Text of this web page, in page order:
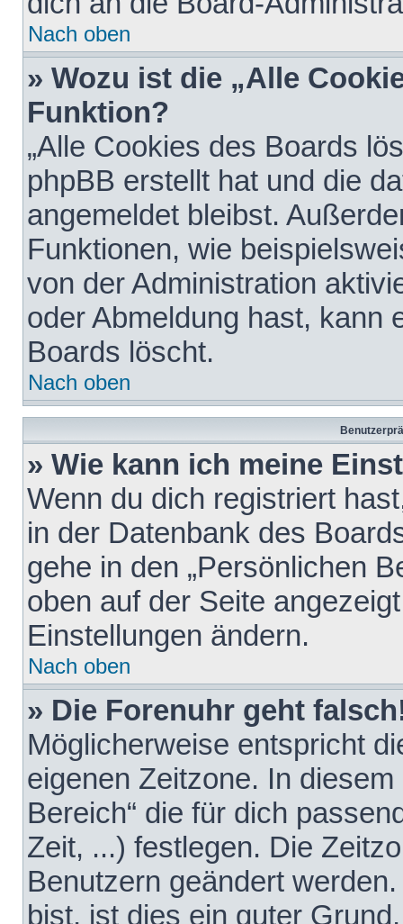
Nach oben
» Wozu ist die „Alle
Funktion?
„Alle Cookies des Boards
phpBB erstellt hat und die
angemeldet bleibst.
Funktionen, wie
von der Administration
oder Abmeldung hast, kann
Boards löscht.
Nach oben
» Wie kann ich meine
Wenn du dich registriert
in der Datenbank des
gehe in den „Persönlichen
oben auf der Seite
Einstellungen ändern.
Nach oben
» Die Forenuhr geht
Möglicherweise entspricht
eigenen Zeitzone. In
Bereich“ die für dich
Zeit, ...) festlegen. Die
Benutzern geändert
bist, ist dies ein guter